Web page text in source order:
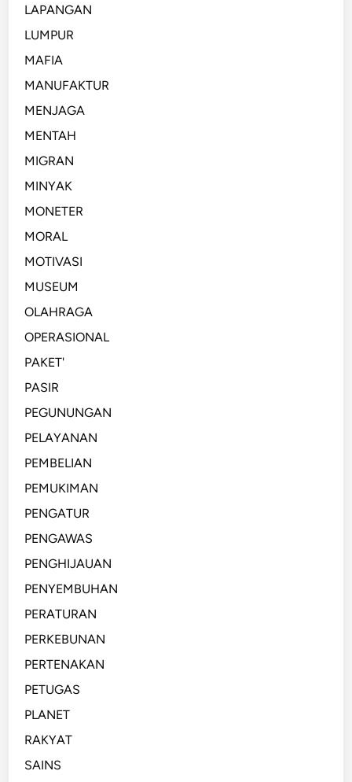
LAPANGAN
LUMPUR
MAFIA
MANUFAKTUR
MENJAGA
MENTAH
MIGRAN
MINYAK
MONETER
MORAL
MOTIVASI
MUSEUM
OLAHRAGA
OPERASIONAL
PAKET'
PASIR
PEGUNUNGAN
PELAYANAN
PEMBELIAN
PEMUKIMAN
PENGATUR
PENGAWAS
PENGHIJAUAN
PENYEMBUHAN
PERATURAN
PERKEBUNAN
PERTENAKAN
PETUGAS
PLANET
RAKYAT
SAINS